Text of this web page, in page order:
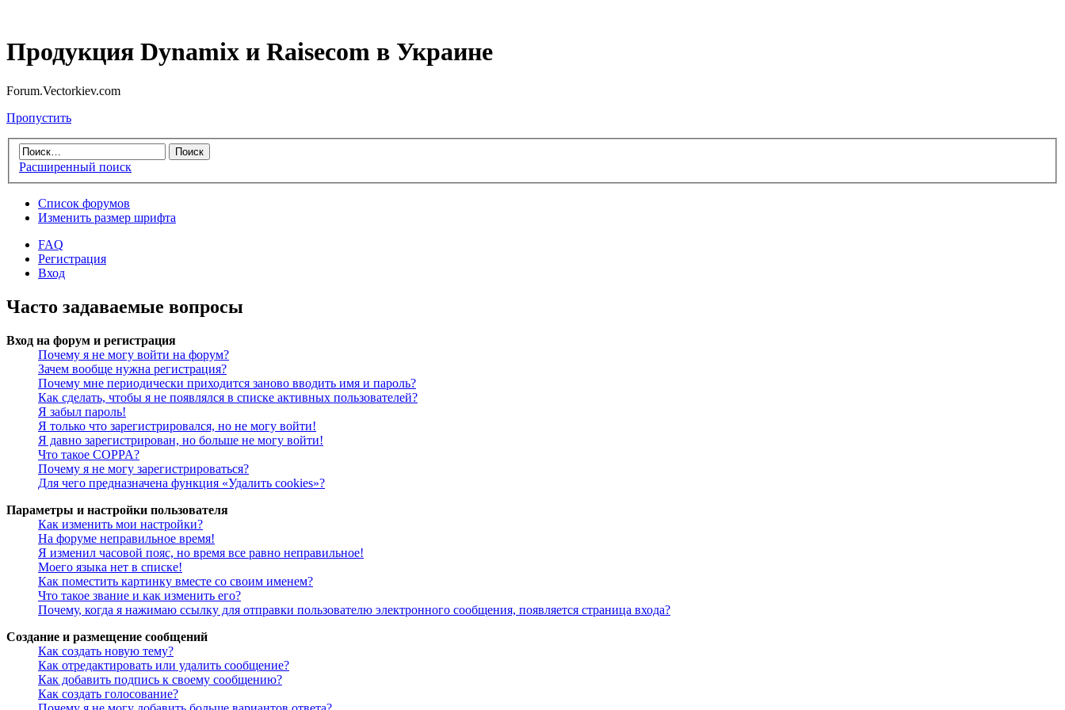
Продукция Dynamix и Raisecom в Украине
Forum.Vectorkiev.com
Пропустить
Расширенный поиск
Список форумов
Изменить размер шрифта
FAQ
Регистрация
Вход
Часто задаваемые вопросы
Вход на форум и регистрация
Почему я не могу войти на форум?
Зачем вообще нужна регистрация?
Почему мне периодически приходится заново вводить имя и пароль?
Как сделать, чтобы я не появлялся в списке активных пользователей?
Я забыл пароль!
Я только что зарегистрировался, но не могу войти!
Я давно зарегистрирован, но больше не могу войти!
Что такое COPPA?
Почему я не могу зарегистрироваться?
Для чего предназначена функция «Удалить cookies»?
Параметры и настройки пользователя
Как изменить мои настройки?
На форуме неправильное время!
Я изменил часовой пояс, но время все равно неправильное!
Моего языка нет в списке!
Как поместить картинку вместе со своим именем?
Что такое звание и как изменить его?
Почему, когда я нажимаю ссылку для отправки пользователю электронного сообщения, появляется страница входа?
Создание и размещение сообщений
Как создать новую тему?
Как отредактировать или удалить сообщение?
Как добавить подпись к своему сообщению?
Как создать голосование?